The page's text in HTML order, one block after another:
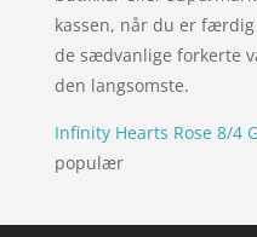
kassen, når du er
de sædvanlige forkerte
den langsomste.
Infinity Hearts Rose 8/4
populær